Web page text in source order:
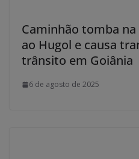
Caminhão tomba
ao Hugol e causa
trânsito em Goiânia
6 de agosto de 2025